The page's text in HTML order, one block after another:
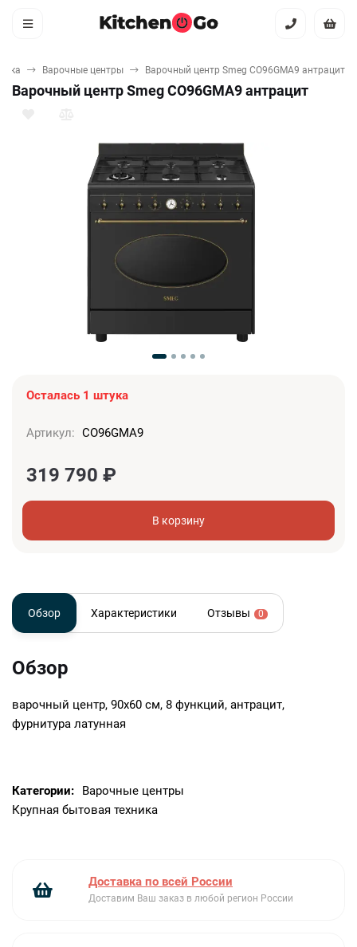
Варочные центры Варочный центр Smeg CO96GMA9 антрацит
Варочный центр Smeg CO96GMA9 антрацит
Осталась 1 штука
Артикул: CO96GMA9
319 790 ₽
В корзину
Обзор Характеристики Отзывы 0
Обзор
варочный центр, 90х60 см, 8 функций, антрацит,
фурнитура латунная
Категории:
Варочные центры
Крупная бытовая техника
Доставка по всей России
Доставим Ваш заказ в любой регион России